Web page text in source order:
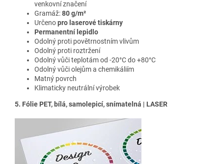
venkovní značení
Gramáž:80 g/m²
Určenopro laserové tiskárny
Permanentní lepidlo
Odolný proti povětrnostním vlivům
Odolný proti roztržení
Odolný vůči teplotám od -20°C do +80°C
Odolný vůči olejům a chemikáliím
Matný povrch
Klimaticky neutrální výrobek
5. Fólie PET, bílá, samolepicí, snímatelná | LASER